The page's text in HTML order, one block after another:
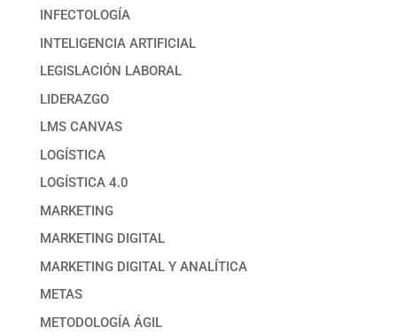
INFECTOLOGÍA
INTELIGENCIA ARTIFICIAL
LEGISLACIÓN LABORAL
LIDERAZGO
LMS CANVAS
LOGÍSTICA
LOGÍSTICA 4.0
MARKETING
MARKETING DIGITAL
MARKETING DIGITAL Y ANALÍTICA
METAS
METODOLOGÍA ÁGIL